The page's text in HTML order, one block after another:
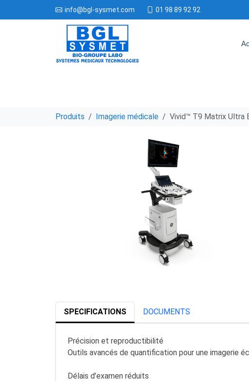
info@bgl-sysmet.com 01 98 89 92 92
Produits Imagerie médicale Vivid™ T9 Matrix Ultra
SPECIFICATIONS DOCUMENTS
Précision et reproductibilité
Outils avancés de quantification pour une imagerie
Délais d’examen réduits